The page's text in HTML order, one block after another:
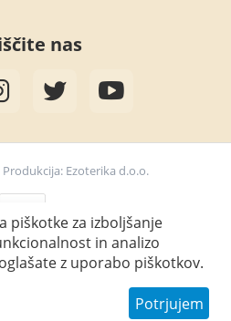
Dodaj v košarico
nas
Ezoterika d.o.o.
Wish list
piškotke za izboljšanje
in analizo
z uporabo piškotkov.
Potrjujem